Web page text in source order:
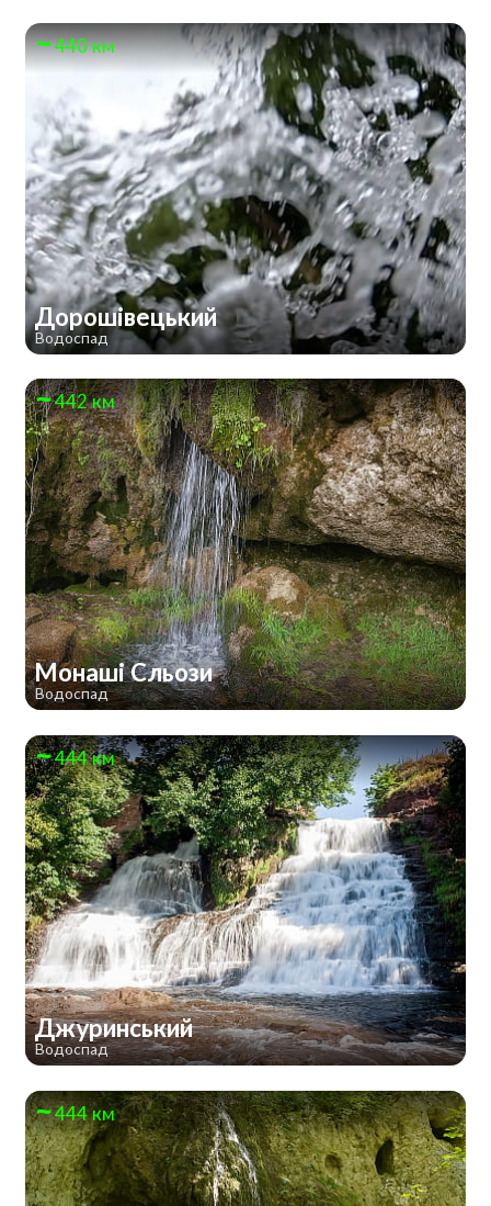
440 км
Дорошівецький
Водоспад
442 км
Монаші Сльози
Водоспад
444 км
Джуринський
Водоспад
444 км